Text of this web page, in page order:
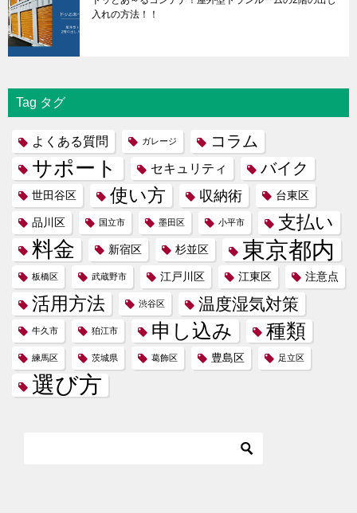
入れの方法！！
Tag タグ
よくある質問 ガレージ コラム
サポート セキュリティ バイク
世田谷区 使い方 収納術 台東区
品川区 国立市 墨田区 小平市 支払い
料金 新宿区 杉並区 東京都内
板橋区 武蔵野市 江戸川区 江東区 注意点
活用方法 渋谷区 温度湿気対策
牛久市 狛江市 申し込み 種類
練馬区 茨城県 葛飾区 豊島区 足立区
選び方